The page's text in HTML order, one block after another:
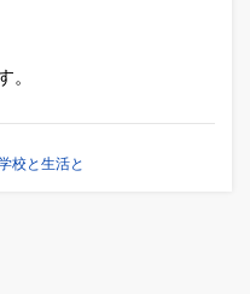
。
校と生活と